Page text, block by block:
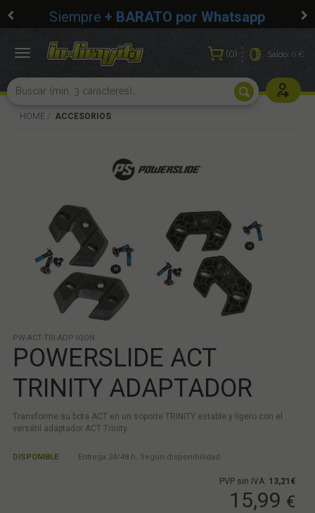
Siempre + BARATO por Whatsapp
0 Saldo:0 €
Usuarios
Toggle
HOME ACCESORIOS
PW-ACT-TRI-ADP-IQON
POWERSLIDE ACT
TRINITY ADAPTADOR
Transforme su bota ACT en un soporte TRINITY estable y ligero con el
versátil adaptador ACT Trinity.
DISPONIBLE Entrega 24/48 h. Según disponibilidad.
PVP sin IVA: 13,21€
15,99 €